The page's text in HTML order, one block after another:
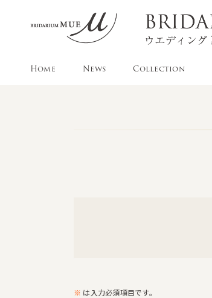
Home News Collection
※ は入力必須項目です。